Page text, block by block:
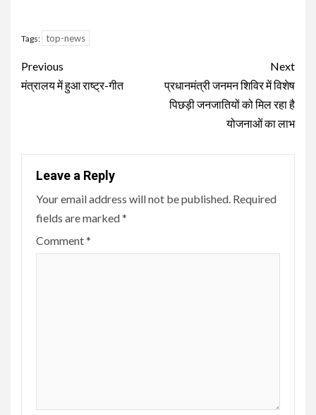
Tags: top-news
Continue
Reading
Previous
मंत्रालय में हुआ राष्ट्र-गीत
Next
प्रधानमंत्री जनमन शिविर में विशेष
पिछड़ी जनजातियों को मिल रहा है
योजनाओं का लाभ
Leave a Reply
Your email address will not be published. Required
fields are marked*
Comment*